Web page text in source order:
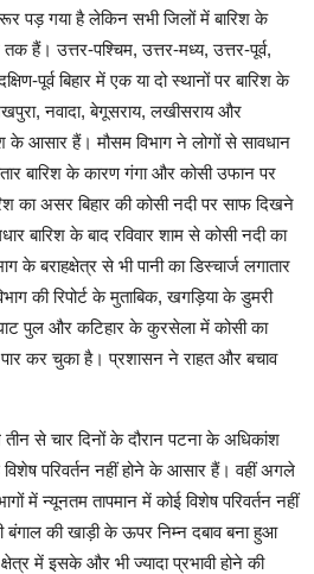
पड़ गया है लेकिन सभी जिलों में बारिश के
उत्तर-पश्चिम, उत्तर-मध्य, उत्तर-पूर्व,
पूर्व बिहार में एक या दो स्थानों पर बारिश के
नवादा, बेगूसराय, लखीसराय और
के आसार हैं। मौसम विभाग ने लोगों से सावधान
बारिश के कारण गंगा और कोसी उफान पर
का असर बिहार की कोसी नदी पर साफ दिखने
बारिश के बाद रविवार शाम से कोसी नदी का
बराहक्षेत्र से भी पानी का डिस्चार्ज लगातार
की रिपोर्ट के मुताबिक, खगड़िया के डुमरी
पुल और कटिहार के कुरसेला में कोसी का
कर चुका है। प्रशासन ने राहत और बचाव
से चार दिनों के दौरान पटना के अधिकांश
परिवर्तन नहीं होने के आसार हैं। वहीं अगले
में न्यूनतम तापमान में कोई विशेष परिवर्तन नहीं
बंगाल की खाड़ी के ऊपर निम्न दबाव बना हुआ
में इसके और भी ज्यादा प्रभावी होने की